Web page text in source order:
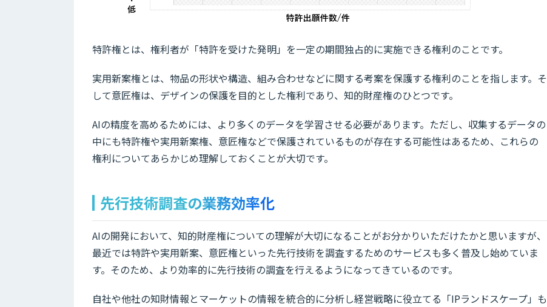
特許権とは、権利者が「特許を受けた発明」を一定の期間独占的に実施できる権利のことです。
実用新案権とは、物品の形状や構造、組み合わせなどに関する考案を保護する権利のことを指します。そ
して意匠権は、デザインの保護を目的とした権利であり、知的財産権のひとつです。
AIの精度を高めるためには、より多くのデータを学習させる必要があります。ただし、収集するデータの
中にも特許権や実用新案権、意匠権などで保護されているものが存在する可能性はあるため、これらの
権利についてあらかじめ理解しておくことが大切です。
先行技術調査の業務効率化
AIの開発において、知的財産権についての理解が大切になることがお分かりいただけたかと思いますが、
最近では特許や実用新案、意匠権といった先行技術を調査するためのサービスも多く普及し始めていま
す。そのため、より効率的に先行技術の調査を行えるようになってきているのです。
自社や他社の知財情報とマーケットの情報を統合的に分析し経営戦略に役立てる「IPランドスケープ」も